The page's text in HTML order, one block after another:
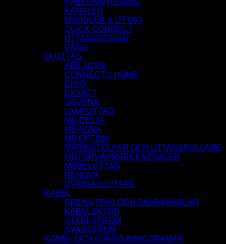
KABELHANTERING
KANALER
MODULER & UTTAG
QUICK CONNECT
UTTAGSSTAVAR
VÄGG
ELUTTAG
ABB JUSSI
CONNECT 2 HOME
ELKO
EXXACT
GOVENA
LAMPUTTAG
MB-DELTA
MB NOVA
MB OPTIMA
MARINSTOLPAR OCH UTTAGSPOLLARE
MOTORVÄRMARCENTRALER
MÖBELUTTAG
RENOVA
ÖVRIGA ELUTTAG
KABEL
GRENUTTAG OCH SKARVKABLAR
KABELSKYDD
STARKSTRÖM
SVAGSTRÖM
KOMBI- OCH FÖRHÖJNINGSRAMAR